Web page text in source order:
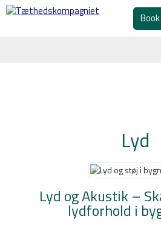
Lyd
Lyd og Akustik –
lydforhold i